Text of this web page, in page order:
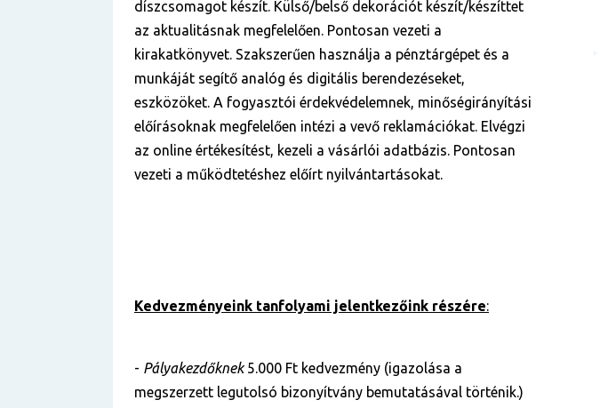
díszcsomagot készít. Külső/belső dekorációt készít/készíttet
az aktualitásnak megfelelően. Pontosan vezeti a
kirakatkönyvet. Szakszerűen használja a pénztárgépet és a
munkáját segítő analóg és digitális berendezéseket,
eszközöket. A fogyasztói érdekvédelemnek, minőségirányítási
előírásoknak megfelelően intézi a vevő reklamációkat. Elvégzi
az online értékesítést, kezeli a vásárlói adatbázis. Pontosan
vezeti a működtetéshez előírt nyilvántartásokat.
Kedvezményeink tanfolyami jelentkezőink részére:
- Pályakezdőknek5.000 Ft kedvezmény (igazolása a
megszerzett legutolsó bizonyítvány bemutatásával történik.)